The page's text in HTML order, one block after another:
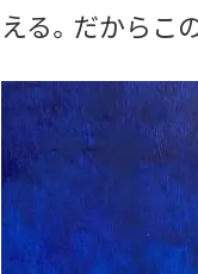
える。だからこ